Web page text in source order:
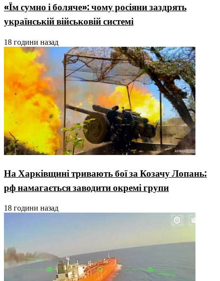
«Їм сумно і боляче»: чому росіяни заздрять
українській військовій системі
18 години назад
На Харківщині тривають бої за Козачу Лопань:
рф намагається заводити окремі групи
18 години назад